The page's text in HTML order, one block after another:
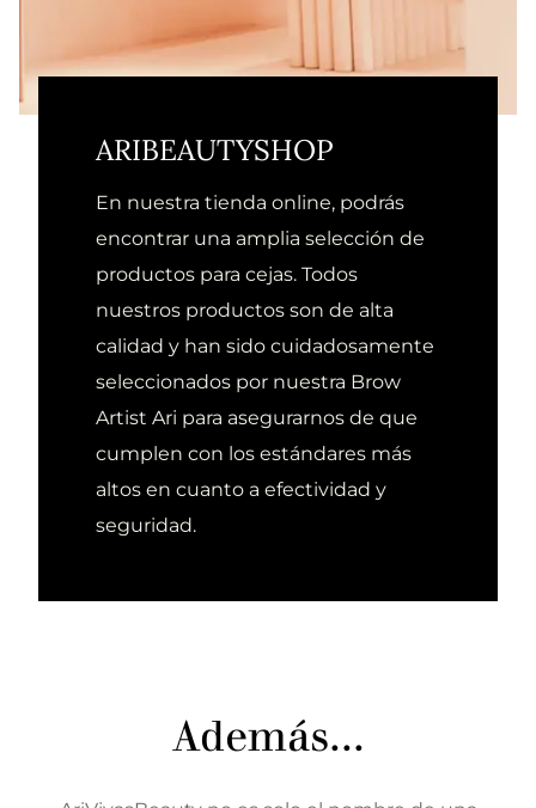
ARIBEAUTYSHOP
En nuestra tienda online, podrás
encontrar una amplia selección de
productos para cejas. Todos
nuestros productos son de alta
calidad y han sido cuidadosamente
seleccionados por nuestra Brow
Artist Ari para asegurarnos de que
cumplen con los estándares más
altos en cuanto a efectividad y
seguridad.
Además...